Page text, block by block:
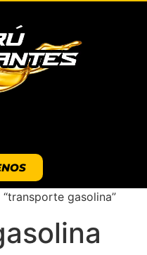
gasolina”